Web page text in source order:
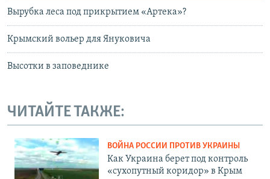
Вырубка леса под прикрытием «Артека»?
Крымский вольер для Януковича
Высотки в заповеднике
ЧИТАЙТЕ ТАКЖЕ:
ВОЙНА РОССИИ ПРОТИВ УКРАИНЫ
Как Украина берет под контроль
«сухопутный коридор» в Крым